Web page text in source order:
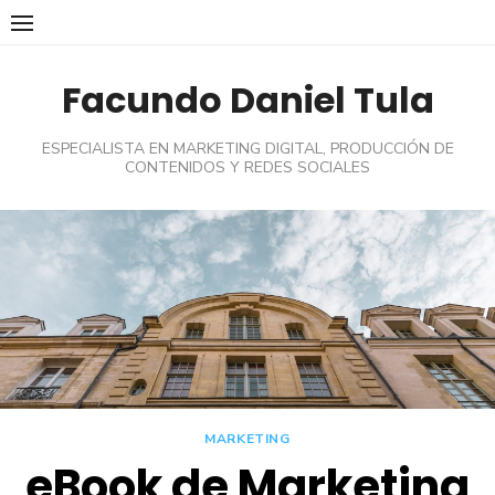
Skip
Facundo Daniel Tula
ESPECIALISTA EN MARKETING DIGITAL, PRODUCCIÓN DE
CONTENIDOS Y REDES SOCIALES
MARKETING